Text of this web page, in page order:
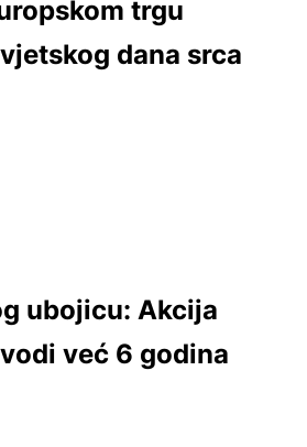
trgu
dana srca
ubojicu: Akcija
već 6 godina